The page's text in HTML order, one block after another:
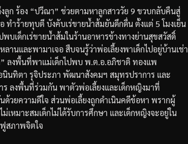
ก ร้อง “ปวีณา” ช่วยตามหาลูกสาววัย 9 ขวบกลับคืนสู่
ำร้ายทุบตี บังคับเร่ขายน้ำส้มยันดึกดื่น ตั้งแต่ 5 โมงเย็น
บเด็กเร่ขายน้ำส้มในร้านอาหารข้างทางย่านสุขสวัสดิ์
ลานและพามาเจอ สืบจนรู้ว่าพ่อเลี้ยงพาเด็กไปอยู่บ้านเช่า
ลงพื้นที่พาแม่เด็กไปพบ พ.ต.อ.อภิชาติ ทองแพ
นินทิตา รุจิประภา พัฒนาสังคมฯ สมุทรปราการ และ
ลงพื้นที่ร่วมกัน พาตัวพ่อเลี้ยงและเด็กหญิงมาที่
วยความดีใจ ส่วนพ่อเลี้ยงถูกดำเนินคดีข้อหา พรากผู้
ม่เหมาะสมเด็กไม่ได้รับการศึกษา และเด็กหญิงจะอยู่ใน
สภาพจิตใจ